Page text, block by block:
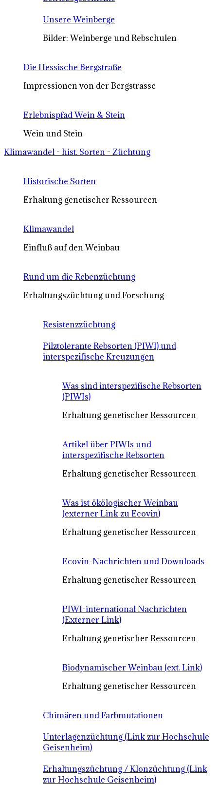
Unsere Weinberge
Bilder: Weinberge und Rebschulen
Die Hessische Bergstraße
Impressionen von der Bergstrasse
Erlebnispfad Wein & Stein
Wein und Stein
Klimawandel - hist. Sorten - Züchtung
Historische Sorten
Erhaltung genetischer Ressourcen
Klimawandel
Einfluß auf den Weinbau
Rund um die Rebenzüchtung
Erhaltungszüchtung und Forschung
Resistenzzüchtung
Pilztolerante Rebsorten (PIWI) und
interspezifische Kreuzungen
Was sind interspezifische Rebsorten
(PIWIs)
Erhaltung genetischer Ressourcen
Artikel über PIWIs und
interspezifische Rebsorten
Erhaltung genetischer Ressourcen
Was ist ökölogischer Weinbau
(externer Link zu Ecovin)
Erhaltung genetischer Ressourcen
Ecovin-Nachrichten und Downloads
Erhaltung genetischer Ressourcen
PIWI-international Nachrichten
(Externer Link)
Erhaltung genetischer Ressourcen
Biodynamischer Weinbau (ext. Link)
Erhaltung genetischer Ressourcen
Chimären und Farbmutationen
Unterlagenzüchtung (Link zur Hochschule
Geisenheim)
Erhaltungszüchtung / Klonzüchtung (Link
zur Hochschule Geisenheim)